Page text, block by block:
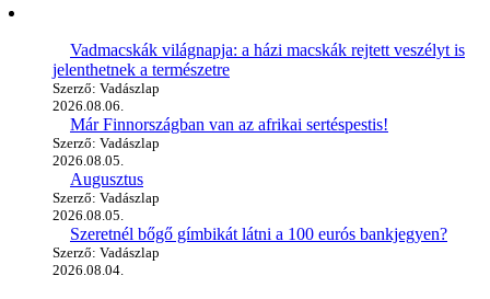
Vadmacskák világnapja: a házi macskák rejtett veszélyt is
jelenthetnek a természetre
Szerző: Vadászlap
2026.08.06.
Már Finnországban van az afrikai sertéspestis!
Szerző: Vadászlap
2026.08.05.
Augusztus
Szerző: Vadászlap
2026.08.05.
Szeretnél bőgő gímbikát látni a 100 eurós bankjegyen?
Szerző: Vadászlap
2026.08.04.